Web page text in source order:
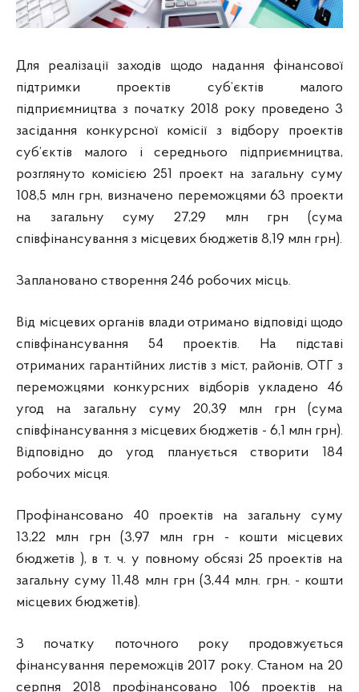
Для реалізації заходів щодо надання фінансової
підтримки проектів суб’єктів малого
підприємництва з початку 2018 року проведено 3
засідання конкурсної комісії з відбору проектів
суб’єктів малого і середнього підприємництва,
розглянуто комісією 251 проект на загальну суму
108,5 млн грн, визначено переможцями 63 проекти
на загальну суму 27,29 млн грн (сума
співфінансування з місцевих бюджетів 8,19 млн грн).
Заплановано створення 246 робочих місць.
Від місцевих органів влади отримано відповіді щодо
співфінансування 54 проектів. На підставі
отриманих гарантійних листів з міст, районів, ОТГ з
переможцями конкурсних відборів укладено 46
угод на загальну суму 20,39 млн грн (сума
співфінансування з місцевих бюджетів - 6,1 млн грн).
Відповідно до угод планується створити 184
робочих місця.
Профінансовано 40 проектів на загальну суму
13,22 млн грн (3,97 млн грн - кошти місцевих
бюджетів ), в т. ч. у повному обсязі 25 проектів на
загальну суму 11,48 млн грн (3,44 млн. грн. - кошти
місцевих бюджетів).
З початку поточного року продовжується
фінансування переможців 2017 року. Станом на 20
серпня 2018 профінансовано 106 проектів на